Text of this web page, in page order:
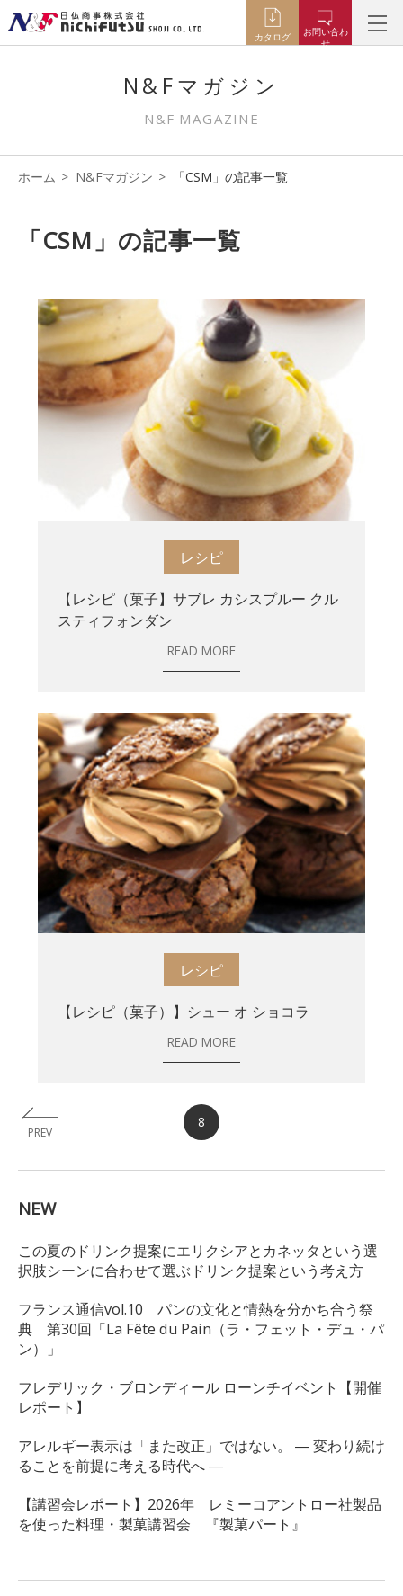
カタログ
お問い合わ
せ
N&Fマガジン
N&F MAGAZINE
ホーム N&Fマガジン 「CSM」の記事一覧
「CSM」の記事一覧
レシピ
【レシピ（菓子】サブレ カシスプルー クル
スティフォンダン
READ MORE
レシピ
【レシピ（菓子）】シュー オ ショコラ
READ MORE
PREV
8
NEW
この夏のドリンク提案にエリクシアとカネッタという選
択肢シーンに合わせて選ぶドリンク提案という考え方
フランス通信vol.10 パンの文化と情熱を分かち合う祭
典 第30回「La Fête du Pain（ラ・フェット・デュ・パ
ン）」
フレデリック・ブロンディール ローンチイベント【開催
レポート】
アレルギー表示は「また改正」ではない。 ― 変わり続け
ることを前提に考える時代へ ―
【講習会レポート】2026年 レミーコアントロー社製品
を使った料理・製菓講習会 『製菓パート』